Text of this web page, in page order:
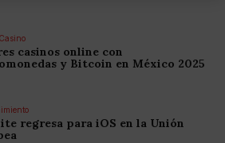
casinos online con
y Bitcoin en México 2025
regresa para iOS en la Unión